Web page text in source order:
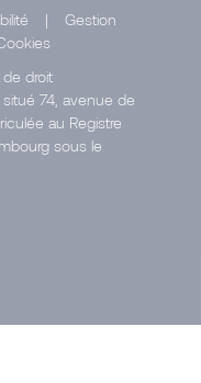
|
Gestion
droit
74, avenue de
au Registre
sous le